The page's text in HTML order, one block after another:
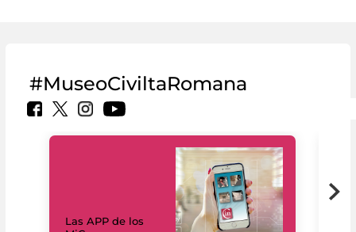
#MuseoCiviltaRomana
Las APP de los